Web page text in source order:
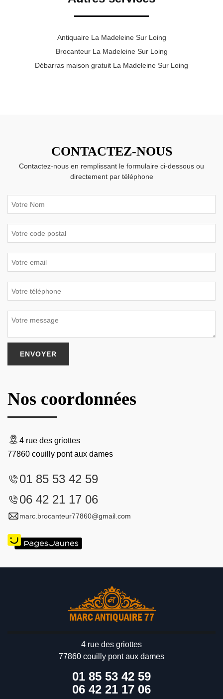
Antiquaire La Madeleine Sur Loing
Brocanteur La Madeleine Sur Loing
Débarras maison gratuit La Madeleine Sur Loing
CONTACTEZ-NOUS
Contactez-nous en remplissant le formulaire ci-dessous ou
directement par téléphone
Nos coordonnées
4 rue des griottes
77860 couilly pont aux dames
01 85 53 42 59
06 42 21 17 06
marc.brocanteur77860@gmail.com
4 rue des griottes
77860 couilly pont aux dames
01 85 53 42 59
06 42 21 17 06